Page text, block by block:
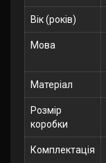
Вік (років)
Мова
Матеріал
Розмір
коробки
Комплектація